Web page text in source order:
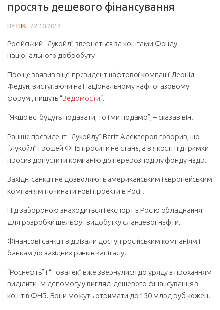
просять дешевого фінансування
BY ПІК · 22.10.2014
Російський “Лукойл” звернеться за коштами Фонду
національного добробуту
Про це заявив віце-президент нафтової компанії Леонід
Федун, виступаючи на Національному нафтогазовому
форумі, пишуть “Ведомости“.
“Якщо всі будуть подавати, то і ми подамо”, – сказав він.
Раніше президент “Лукойлу” Вагіт Алекперов говорив, що
“Лукойл” грошей ФНБ просити не стане, а в якості підтримки
просив допустити компанію до перерозподілу фонду надр.
Західні санкції не дозволяють американським і європейським
компаніям починати нові проекти в Росії.
Під забороною знаходиться і експорт в Росію обладнання
для розробки шельфу і видобутку сланцевої нафти.
Фінансові санкції відрізали доступ російським компаніям і
банкам до західних ринків капіталу.
“Роснефть” і “Новатек” вже звернулися до уряду з проханням
виділити їм допомогу у вигляді дешевого фінансування з
коштів ФНБ. Вони можуть отримати до 150 млрд руб кожен.